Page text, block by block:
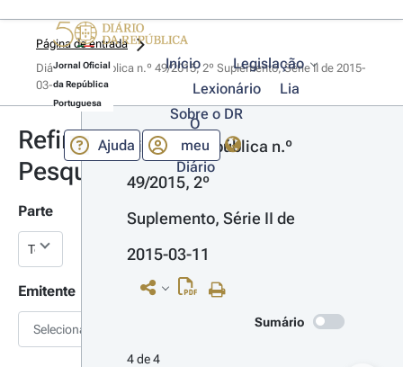
Jornal Oficial
da República
Portuguesa
Início
Legislação
Lexionário
Lia
Sobre o DR
Ajuda
O
meu
Diário
Página de entrada
Diário da República n.º 49/2015, 2º Suplemento, Série II de 2015-
03-11
Refinar
Pesquisa
Parte
Emitente
Selecionar
Diário da República n.º
49/2015, 2º
Suplemento, Série II de
2015-03-11
Sumário
4 de 4